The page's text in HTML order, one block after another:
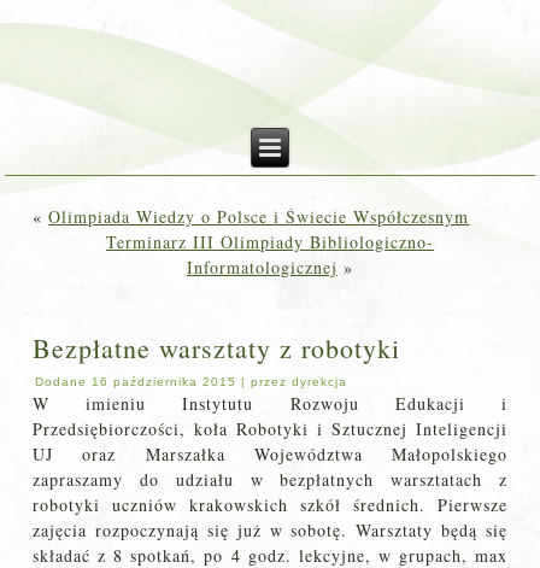
«Olimpiada Wiedzy o Polsce i Świecie Współczesnym
Terminarz III Olimpiady Bibliologiczno-
Informatologicznej »
Bezpłatne warsztaty z robotyki
Dodane 16 października 2015 |przez dyrekcja
W imieniu Instytutu Rozwoju Edukacji i
Przedsiębiorczości, koła Robotyki i Sztucznej Inteligencji
UJ oraz Marszałka Województwa Małopolskiego
zapraszamy do udziału w bezpłatnych warsztatach z
robotyki uczniów krakowskich szkół średnich. Pierwsze
zajęcia rozpoczynają się już w sobotę. Warsztaty będą się
składać z 8 spotkań, po 4 godz. lekcyjne, w grupach, max